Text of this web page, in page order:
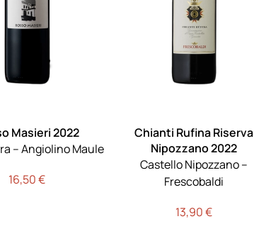
Masieri 2022
– Angiolino Maule
16,50€
Chianti Rufina Riserva
Nipozzano 2022
Castello Nipozzano –
Frescobaldi
13,90€